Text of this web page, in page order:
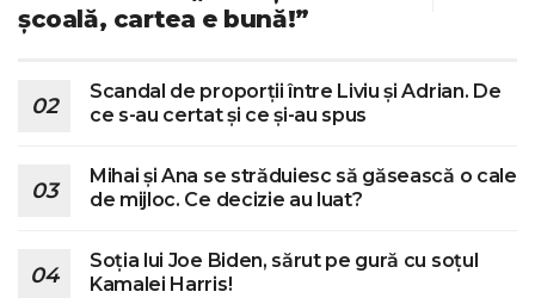
școală, cartea e bună!”
Scandal de proporții între Liviu și Adrian. De
ce s-au certat și ce și-au spus
Mihai și Ana se străduiesc să găsească o cale
de mijloc. Ce decizie au luat?
Soția lui Joe Biden, sărut pe gură cu soțul
Kamalei Harris!